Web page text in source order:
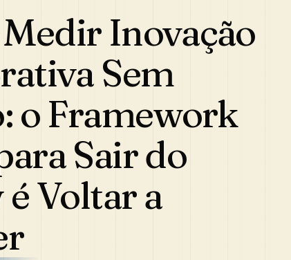
Inovação
Sem
o Framework
Sair do
Voltar a